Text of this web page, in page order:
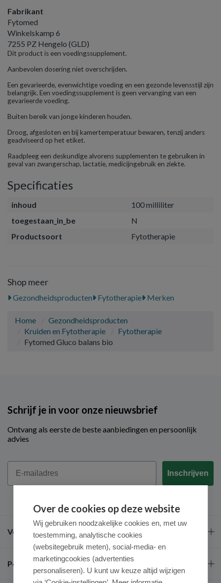
Fabrikant
Fytomed
Winkelskamp 6
7255 PZ Hengelo (GLD)
Dit product is een voedingssupplement.
Aanbevolen dosering niet overschrijden.
Een gevarieerde, evenwichtige voeding en een gezonde levensstijl zijn
belangrijk. Een voedingssupplement is geen vervanging van een
gevarieerde voeding.
Buiten bereik van jonge kinderen houden.
Droog, afgesloten en bij kamertemperatuur bewaren, tenzij anders
geadviseerd op het etiket.
Raadpleeg een deskundige alvorens supplementen te gebruiken in
geval van zwangerschap, lactatie, medicijngebruik en ziekte.
Specificaties
inhoud
100 milliliter
toegestaan_in_be
N
Productsoort
Fytotherapie
Shop meer
Gezondheidsproducten Fytotherapie Merken
Home
Gezondheidsproducten
Kruiden en Fytotherapie
Fytotherapie
Fytomed Gluco balans bio
Schrijf je in voor onze nieuwsbrief
Ontvang als eerste de beste aanbiedingen en persoonlijk
advies
Email
Inschrijven
Veel gestelde vragen
Populaire merken
Over de cookies op deze website
Wij gebruiken noodzakelijke cookies en, met uw
toestemming, analytische cookies
(websitegebruik meten), social-media- en
marketingcookies (advertenties
personaliseren). U kunt uw keuze altijd wijzigen